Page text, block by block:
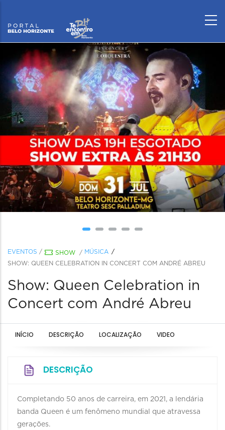
EVENTOS / SHOW / MÚSICA
SHOW: QUEEN CELEBRATION IN CONCERT COM ANDRÉ ABREU
Show: Queen Celebration in
Concert com André Abreu
INÍCIO DESCRIÇÃO LOCALIZAÇÃO VIDEO
DESCRIÇÃO
Completando 50 anos de carreira, em 2021, a lendária
banda Queen é um fenômeno mundial que atravessa
gerações.